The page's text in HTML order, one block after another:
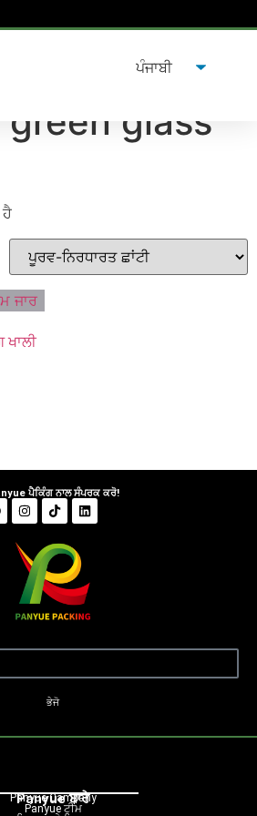
" emerald green glass jar
glass
ਹੈ
ਪੈਕਿੰਗ ਨਾਲ ਸੰਪਰਕ ਕਰੋ!
ਭੇਜੋ
Panyue ਬਾਰੇ
Panyue Campany
Panyue ਟੀਮ